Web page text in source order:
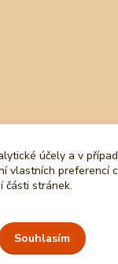
účely a v
vlastních preferencí
části stránek.
Souhlasím